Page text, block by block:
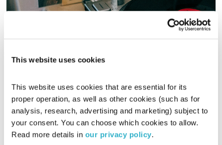
This website uses cookies
This website uses cookies that are essential for its
proper operation, as well as other cookies (such as for
analysis, research, advertising and marketing) subject to
your consent. You can choose which cookies to allow.
Read more details in our privacy policy.
המחסן של הלב
רובן להבויוסי בבליקי
28.09.23
01:56:47
יוסי בבליקי ורובן להב (בלאק לולו) מאחדים כוחות לשעתיים של